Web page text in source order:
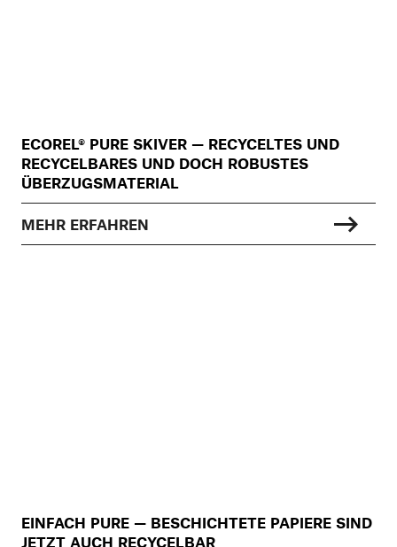
ECOREL® PURE SKIVER — RECYCELTES UND
RECYCELBARES UND DOCH ROBUSTES
ÜBERZUGSMATERIAL
MEHR ERFAHREN
EINFACH PURE — BESCHICHTETE PAPIERE SIND
JETZT AUCH RECYCELBAR